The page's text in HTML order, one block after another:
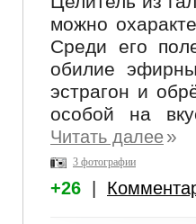
можно
Среди его
обилие
эстрагон и
особой на
Читать далее»
3 фотографии
+26